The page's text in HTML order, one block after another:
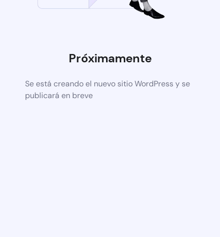
Próximamente
Se está creando el nuevo sitio WordPress y se
publicará en breve